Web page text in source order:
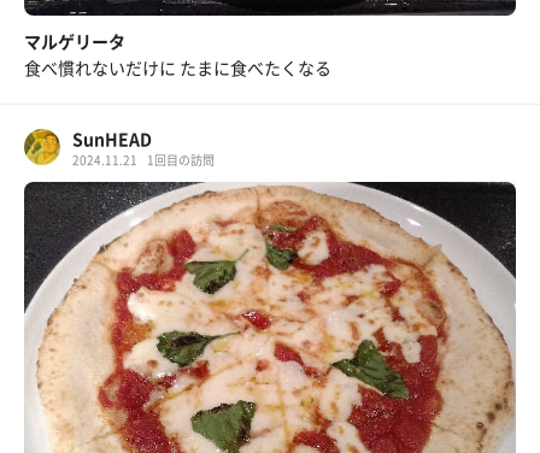
マルゲリータ
食べ慣れないだけに たまに食べたくなる
SunHEAD
2024.11.21 1回目の訪問